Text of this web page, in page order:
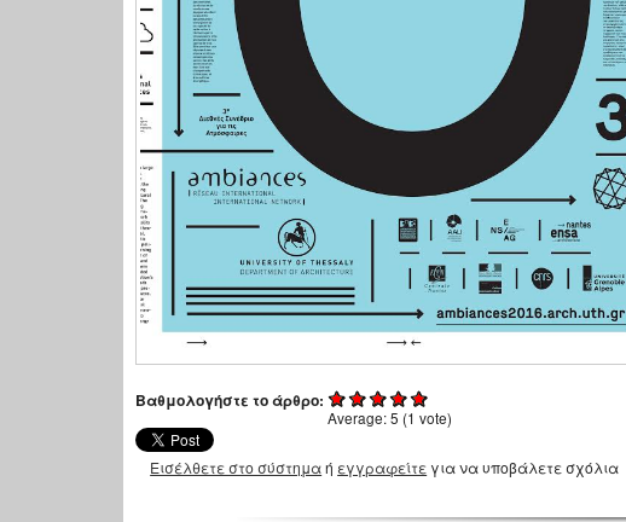
Βαθμολογήστε το άρθρο:
Average:5 (1 vote)
Εισέλθετε στο σύστημαή εγγραφείτε για να υποβάλετε σχόλια